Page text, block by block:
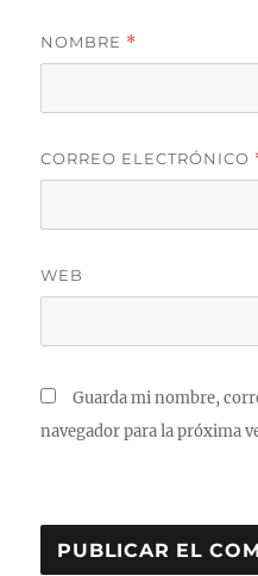
NOMBRE *
CORREO ELECTRÓNICO
WEB
Guarda mi nombre,
navegador para la próxima